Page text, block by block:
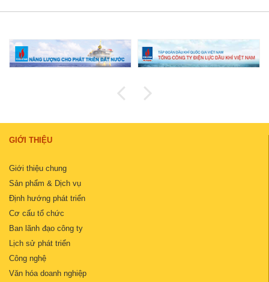
GIỚI THIỆU
Giới thiệu chung
Sản phẩm & Dịch vụ
Định hướng phát triển
Cơ cấu tổ chức
Ban lãnh đạo công ty
Lịch sử phát triển
Công nghệ
Văn hóa doanh nghiệp